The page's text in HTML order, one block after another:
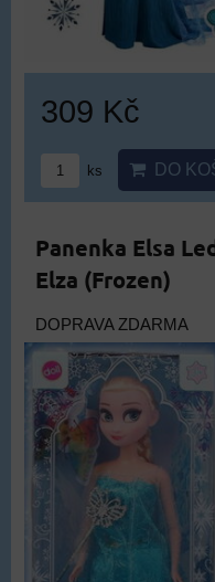
309 Kč
ks DO
Panenka Elsa
Elza (Frozen)
DOPRAVA ZDARMA